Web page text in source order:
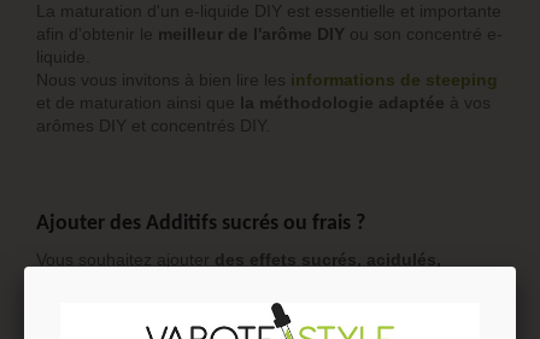
La maturation d'un e-liquide DIY est essentielle et importante
afin d'obtenir le meilleur de l'arôme DIY ou son concentré e-
liquide.
Nous vous invitons à bien lire les informations de steeping
et de maturation ainsi que la méthodologie adaptée à vos
arômes DIY et concentrés DIY.
Ajouter des Additifs sucrés ou frais ?
Vous souhaitez ajouter des effets sucrés, acidulés,
pensez à consulter notre tuto dédié à l’utilisation des
, vous pourrez ainsi et facilement trouver les additifs DIY